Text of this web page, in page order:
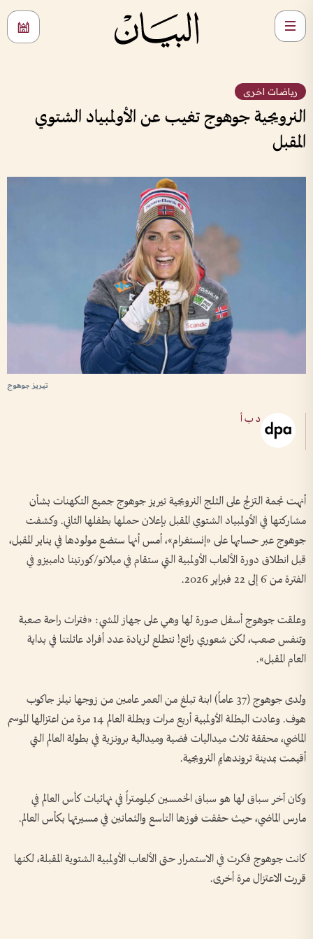
رياضات اخرى
النرويجية جوهوج تغيب عن الأولمبياد الشتوي
المقبل
تيريز جوهوج
د ب أ
أنهت نجمة التزلج على الثلج النرويجية تيريز جوهوج جميع التكهنات بشأن
مشاركتها في الأولمبياد الشتوي المقبل بإعلان حملها بطفلها الثاني. وكشفت
جوهوج عبر حسابها على «إنستغرام»، أمس أنها ستضع مولودها في يناير المقبل،
قبل انطلاق دورة الألعاب الأولمبية التي ستقام في ميلانو/كورتينا دامبيزو في
الفترة من 6 إلى 22 فبراير 2026.
وعلقت جوهوج أسفل صورة لها وهي على جهاز المشي: «فترات راحة صعبة
وتنفس صعب، لكن شعوري رائع! نتطلع لزيادة عدد أفراد عائلتنا في بداية
العام المقبل».
ولدى جوهوج (37 عاماً) ابنة تبلغ من العمر عامين من زوجها نيلز جاكوب
هوف. وعادت البطلة الأولمبية أربع مرات وبطلة العالم 14 مرة من اعتزالها الموسم
الماضي، محققة ثلاث ميداليات فضية وميدالية برونزية في بطولة العالم التي
أقيمت بمدينة تروندهايم النرويجية.
وكان آخر سباق لها هو سباق الخمسين كيلومتراً في نهائيات كأس العالم في
مارس الماضي، حيث حققت فوزها التاسع والثمانين في مسيرتها بكأس العالم.
كانت جوهوج فكرت في الاستمرار حتى الألعاب الأولمبية الشتوية المقبلة، لكنها
قررت الاعتزال مرة أخرى.